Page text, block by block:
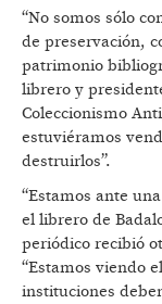
“No somos sólo
de preservación,
patrimonio
librero y
Coleccionismo
estuviéramos
destruirlos”.
“Estamos ante
el librero de
periódico recibió
“Estamos viendo
instituciones